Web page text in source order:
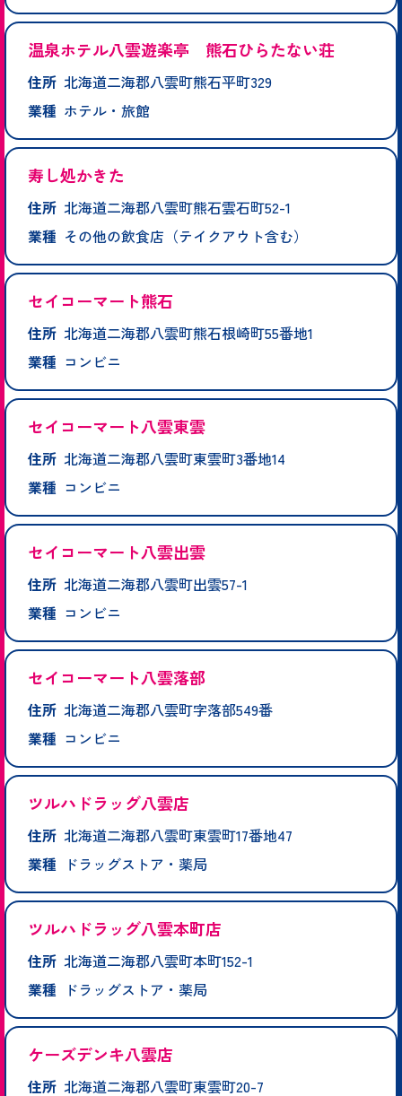
温泉ホテル八雲遊楽亭 熊石ひらたない荘
住所 北海道二海郡八雲町熊石平町329
業種 ホテル・旅館
寿し処かきた
住所 北海道二海郡八雲町熊石雲石町52-1
業種 その他の飲食店（テイクアウト含む）
セイコーマート熊石
住所 北海道二海郡八雲町熊石根崎町55番地1
業種 コンビニ
セイコーマート八雲東雲
住所 北海道二海郡八雲町東雲町3番地14
業種 コンビニ
セイコーマート八雲出雲
住所 北海道二海郡八雲町出雲57-1
業種 コンビニ
セイコーマート八雲落部
住所 北海道二海郡八雲町字落部549番
業種 コンビニ
ツルハドラッグ八雲店
住所 北海道二海郡八雲町東雲町17番地47
業種
ドラッグストア・薬局
ツルハドラッグ八雲本町店
住所 北海道二海郡八雲町本町152-1
業種
ドラッグストア・薬局
ケーズデンキ八雲店
住所 北海道二海郡八雲町東雲町20-7